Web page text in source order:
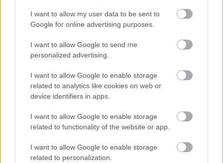
I want to allow my user data to be sent to
Google for online advertising purposes.
I want to allow Google to send me
personalized advertising.
I want to allow Google to enable storage
related to analytics like cookies on web or
device identifiers in apps.
I want to allow Google to enable storage
related to functionality of the website or app.
I want to allow Google to enable storage
related to personalization.
MECZU]
2016-10-24 13:33
Skrót wideo z meczu klasy B1 Krosno pomiędzy Brzozovią
Brzozów a Drewiarzem Rzepedź. Zobaczcie gole z tego
spotkania. (function (d, s, id) { if (d.getElementById(id)) return; js
= d.createElement(s); js.id = id; js.async = true; js.src =
"http://podkarpacielive.pl/js/widget.js"; ...
Brzozovia Brzozów - wszystkie powiązane newsy